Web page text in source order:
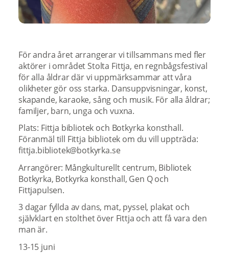
För andra året arrangerar vi tillsammans med fler
aktörer i området Stolta Fittja, en regnbågsfestival
för alla åldrar där vi uppmärksammar att våra
olikheter gör oss starka. Dansuppvisningar, konst,
skapande, karaoke, sång och musik. För alla åldrar;
familjer, barn, unga och vuxna.
Plats: Fittja bibliotek och Botkyrka konsthall.
Föranmäl till Fittja bibliotek om du vill uppträda:
fittja.bibliotek@botkyrka.se
Arrangörer: Mångkulturellt centrum, Bibliotek
Botkyrka, Botkyrka konsthall, Gen Q och
Fittjapulsen.
3 dagar fyllda av dans, mat, pyssel, plakat och
självklart en stolthet över Fittja och att få vara den
man är.
13-15 juni